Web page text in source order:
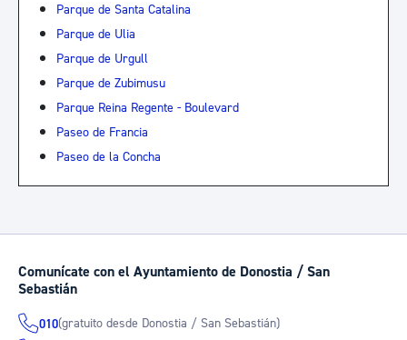
Parque de Santa Catalina
Parque de Ulia
Parque de Urgull
Parque de Zubimusu
Parque Reina Regente - Boulevard
Paseo de Francia
Paseo de la Concha
Comunícate con el Ayuntamiento de Donostia / San
Sebastián
010(gratuito desde Donostia / San Sebastián)